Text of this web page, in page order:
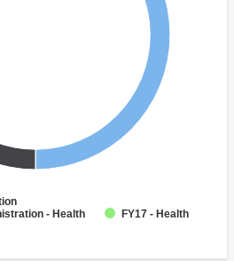
- Health
FY17 - Health